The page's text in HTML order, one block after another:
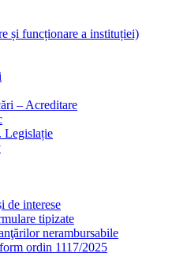
și funcționare a instituției)
– Acreditare
Legislație
de interese
tipizate
nerambursabile
ordin 1117/2025